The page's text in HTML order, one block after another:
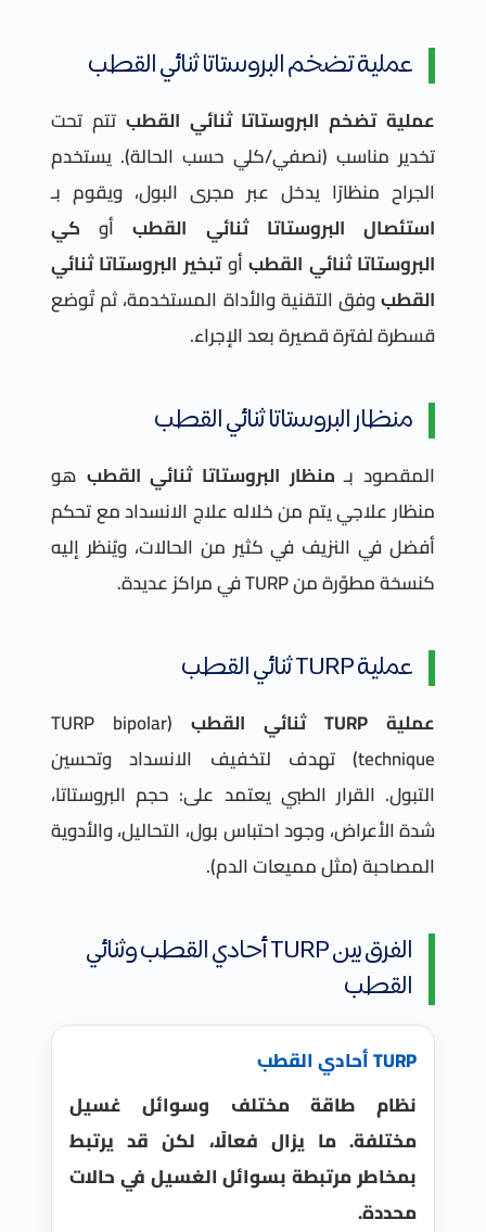
عملية تضخم البروستاتا ثنائي القطب
عملية تضخم البروستاتا ثنائي القطب تتم تحت
تخدير مناسب (نصفي/كلي حسب الحالة). يستخدم
الجراح منظارًا يدخل عبر مجرى البول، ويقوم بـ
استئصال البروستاتا ثنائي القطبأو كي
البروستاتا ثنائي القطبأوتبخير البروستاتا ثنائي
القطبوفق التقنية والأداة المستخدمة، ثم تُوضع
قسطرة لفترة قصيرة بعد الإجراء.
منظار البروستاتا ثنائي القطب
المقصود بـ منظار البروستاتا ثنائي القطب هو
منظار علاجي يتم من خلاله علاج الانسداد مع تحكم
أفضل في النزيف في كثير من الحالات، ويُنظر إليه
كنسخة مطوّرة من TURP في مراكز عديدة.
عملية TURP ثنائي القطب
عملية TURP ثنائي القطب
(TURP bipolar
technique) تهدف لتخفيف الانسداد وتحسين
التبول. القرار الطبي يعتمد على: حجم البروستاتا،
شدة الأعراض، وجود احتباس بول، التحاليل، والأدوية
المصاحبة (مثل مميعات الدم).
الفرق بين TURP أحادي القطب وثنائي
القطب
TURP أحادي القطب
نظام طاقة مختلف وسوائل غسيل
مختلفة. ما يزال فعالًا، لكن قد يرتبط
بمخاطر مرتبطة بسوائل الغسيل في حالات
محددة.